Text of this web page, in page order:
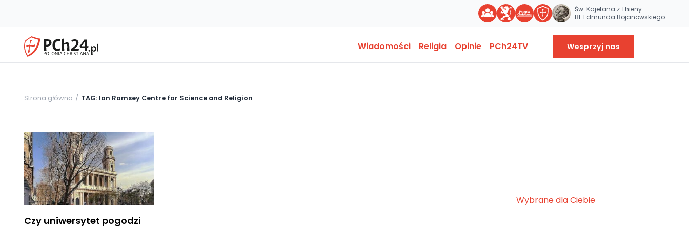
Św. Kajetana z Thieny
Bł. Edmunda Bojanowskiego
Wiadomości Religia Opinie PCh24TV Wesprzyj nas
Strona główna TAG: Ian Ramsey Centre for Science and Religion
Czy uniwersytet pogodzi
Wybrane dla Ciebie